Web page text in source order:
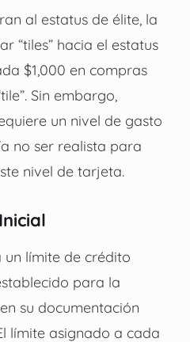
al estatus de élite, la
“tiles” hacia el estatus
$1,000 en compras
Sin embargo,
un nivel de gasto
no ser realista para
nivel de tarjeta.
un límite de crédito
para la
su documentación
límite asignado a cada